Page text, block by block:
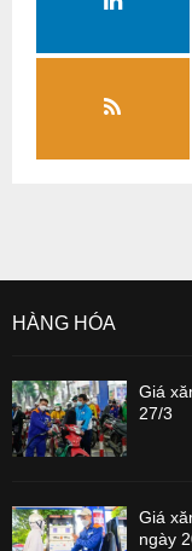
HÀNG HÓA
Giá
27/3
Giá
ngày